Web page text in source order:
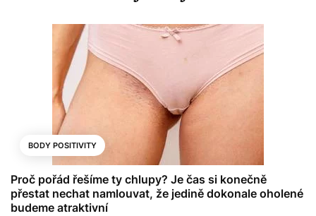
BODY POSITIVITY
Proč pořád řešíme ty chlupy? Je čas si konečně
přestat nechat namlouvat, že jedině dokonale oholené
budeme atraktivní